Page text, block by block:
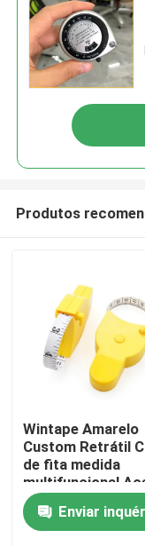
Casa
Produtos
Produtos
Wintape Amarelo
Custom Retrátil
de fita medida
multifuncional
Rápido Precisa
Fitness
Tape
Enviar